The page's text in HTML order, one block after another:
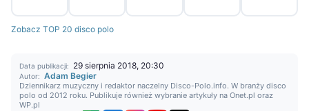
Zobacz TOP 20 disco polo
Data publikacji: 29 sierpnia 2018, 20:30
Autor: Adam Begier
Dziennikarz muzyczny i redaktor naczelny Disco-Polo.info. W branży disco
polo od 2012 roku. Publikuje również wybranie artykuły na Onet.pl oraz
WP.pl